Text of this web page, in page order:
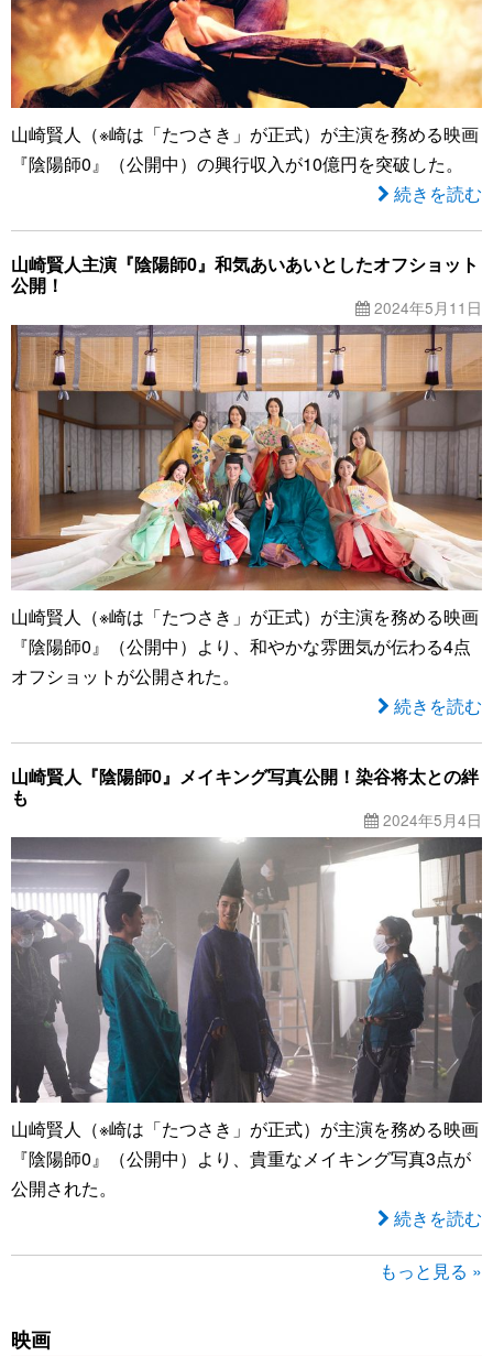
山崎賢人（※崎は「たつさき」が正式）が主演を務める映画
『陰陽師0』（公開中）の興行収入が10億円を突破した。
続きを読む
山崎賢人主演『陰陽師0』和気あいあいとしたオフショット
公開！
2024年5月11日
山崎賢人（※崎は「たつさき」が正式）が主演を務める映画
『陰陽師0』（公開中）より、和やかな雰囲気が伝わる4点
オフショットが公開された。
続きを読む
山崎賢人『陰陽師0』メイキング写真公開！染谷将太との絆
も
2024年5月4日
山崎賢人（※崎は「たつさき」が正式）が主演を務める映画
『陰陽師0』（公開中）より、貴重なメイキング写真3点が
公開された。
続きを読む
もっと見る »
映画